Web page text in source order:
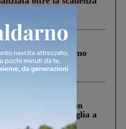
d’Italia: “Un
in A1 in cui morirono
Lo schianto, il
fra tir....
di Castiglion
aveva ucciso la figlia a